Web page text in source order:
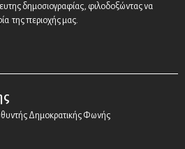
δημοσιογραφίας, φιλοδοξώντας να
της περιοχής μας.
Δημοκρατικής Φωνής